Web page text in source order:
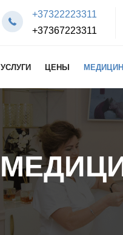
+37322223311
+37367223311
УСЛУГИ ЦЕНЫ